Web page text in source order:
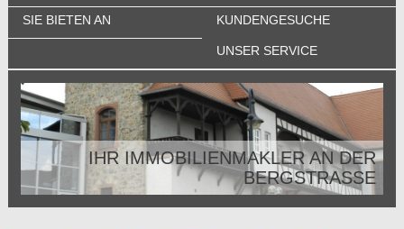
SIE BIETEN AN KUNDENGESUCHE
UNSER SERVICE
IHR IMMOBILIENMAKLER AN DER
BERGSTRASSE